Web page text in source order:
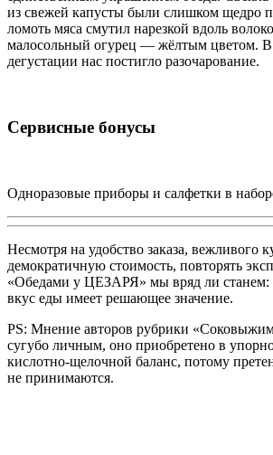
из свежей капусты были слишком щедро
ломоть мяса смутил нарезкой вдоль
малосольный огурец — жёлтым цветом. В
дегустации нас постигло разочарование.
Сервисные бонусы
Одноразовые приборы и салфетки в
Несмотря на удобство заказа, вежливого
демократичную стоимость, повторять
«Обедами у ЦЕЗАРЯ» мы вряд ли станем:
вкус еды имеет решающее значение.
PS: Мнение авторов рубрики
сугубо личным, оно приобретено в
кислотно-щелочной баланс, потому
не принимаются.